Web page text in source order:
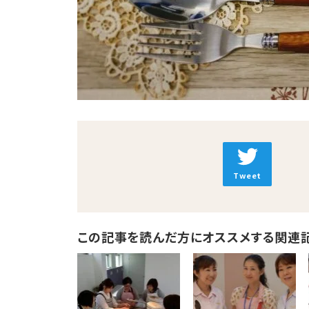
Tweet
この記事を読んだ方にオススメする関連